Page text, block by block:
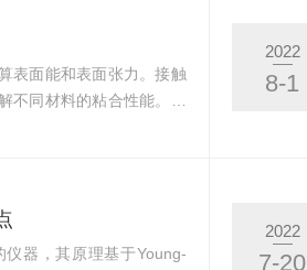
表面疏水程度，其中，光
。下面...
表面能和表面张力。接触
不同材料的粘合性能。它
接触角测量仪还结合了高
高效。光...
2022
8-1
器，其原理基于Young-
2022
7-20